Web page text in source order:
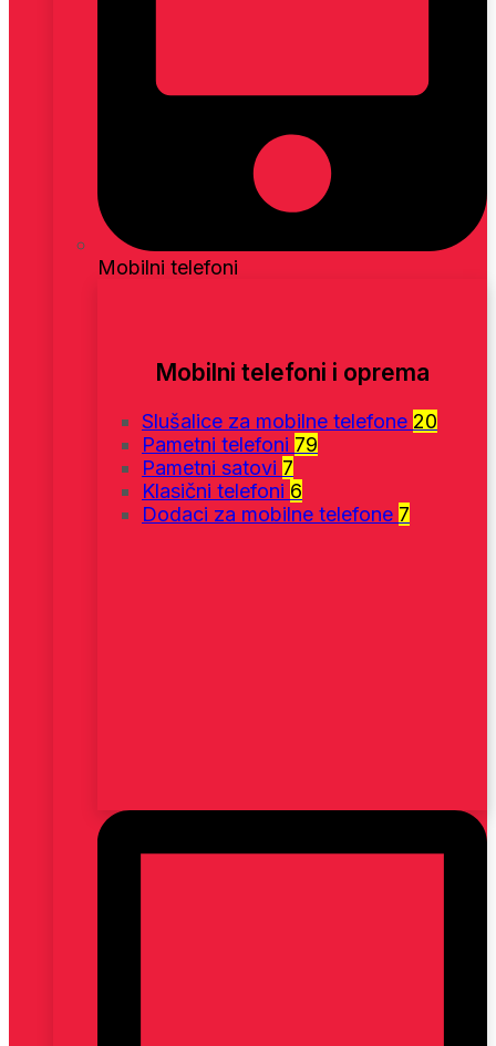
Mobilni telefoni
Mobilni telefoni i oprema
Slušalice za mobilne telefone 20
Pametni telefoni 79
Pametni satovi 7
Klasični telefoni 6
Dodaci za mobilne telefone 7